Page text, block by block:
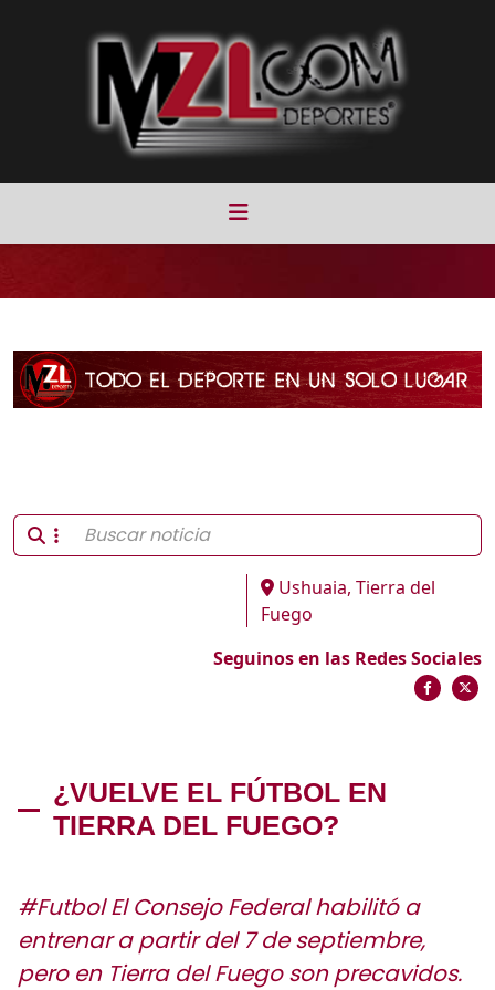
Ushuaia, Tierra del
Fuego
Seguinos en las Redes Sociales
¿VUELVE EL FÚTBOL EN
TIERRA DEL FUEGO?
#Futbol El Consejo Federal habilitó a
entrenar a partir del 7 de septiembre,
pero en Tierra del Fuego son precavidos.